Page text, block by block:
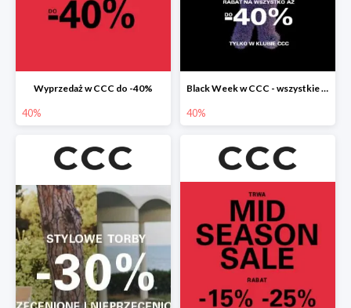
Wyprzedaż w CCC do -40%
40%
Black Week w CCC - wszystkie produkty do -40%
40%